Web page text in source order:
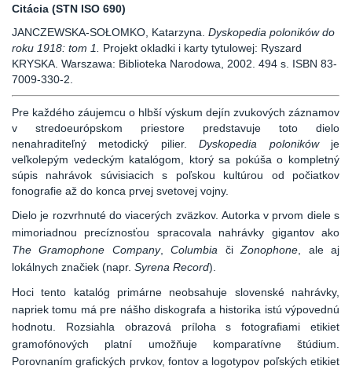
Citácia (STN ISO 690)
JANCZEWSKA-SOŁOMKO, Katarzyna. Dyskopedia poloników do
roku 1918: tom 1. Projekt okladki i karty tytulowej: Ryszard
KRYSKA. Warszawa: Biblioteka Narodowa, 2002. 494 s. ISBN 83-
7009-330-2.
Pre každého záujemcu o hlbší výskum dejín zvukových záznamov
v stredoeurópskom priestore predstavuje toto dielo
nenahraditeľný metodický pilier.Dyskopedia polonikówje
veľkolepým vedeckým katalógom, ktorý sa pokúša o kompletný
súpis nahrávok súvisiacich s poľskou kultúrou od počiatkov
fonografie až do konca prvej svetovej vojny.
Dielo je rozvrhnuté do viacerých zväzkov. Autorka v prvom diele s
mimoriadnou precíznosťou spracovala nahrávky gigantov ako
The Gramophone Company,Columbia čiZonophone, ale aj
lokálnych značiek (napr. Syrena Record).
Hoci tento katalóg primárne neobsahuje slovenské nahrávky,
napriek tomu má pre nášho diskografa a historika istú výpovednú
hodnotu. Rozsiahla obrazová príloha s fotografiami etikiet
gramofónových platní umožňuje komparatívne štúdium.
Porovnaním grafických prvkov, fontov a logotypov poľských etikiet